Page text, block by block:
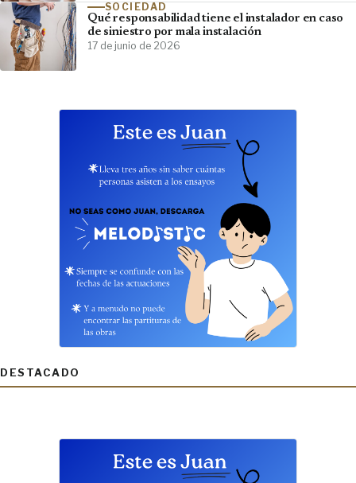
SOCIEDAD
Qué responsabilidad tiene el instalador en caso
de siniestro por mala instalación
17 de junio de 2026
DESTACADO